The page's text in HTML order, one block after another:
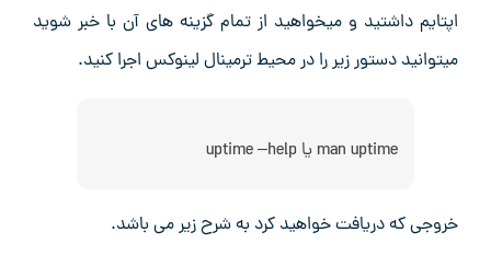
اپتایم داشتید و میخواهید از تمام گزینه های آن با خبر شوید
میتوانید دستور زیر را در محیط ترمینال لینوکس اجرا کنید.
man uptime یا uptime –help
خروجی که دریافت خواهید کرد به شرح زیر می باشد.